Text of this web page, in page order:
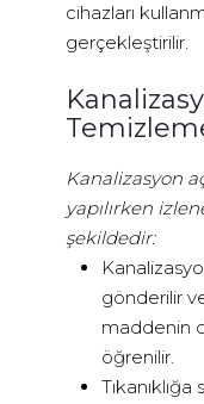
cihazları
gerçekleştirilir.
Kanalizasyon
yapılırken
şekildedir:
gönderilir
maddenin
öğrenilir.